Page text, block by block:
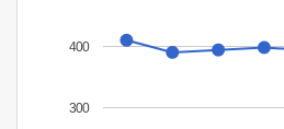
300
400